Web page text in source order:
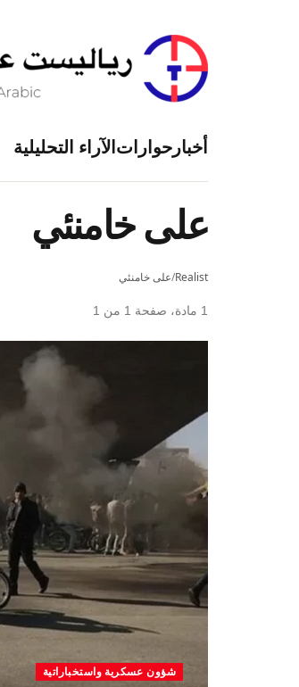
أخبارحواراتالآراء التحليلية
على خامنئي
Realist
/على خامنئي
1 مادة، صفحة 1 من 1
شؤون عسكرية واستخباراتية